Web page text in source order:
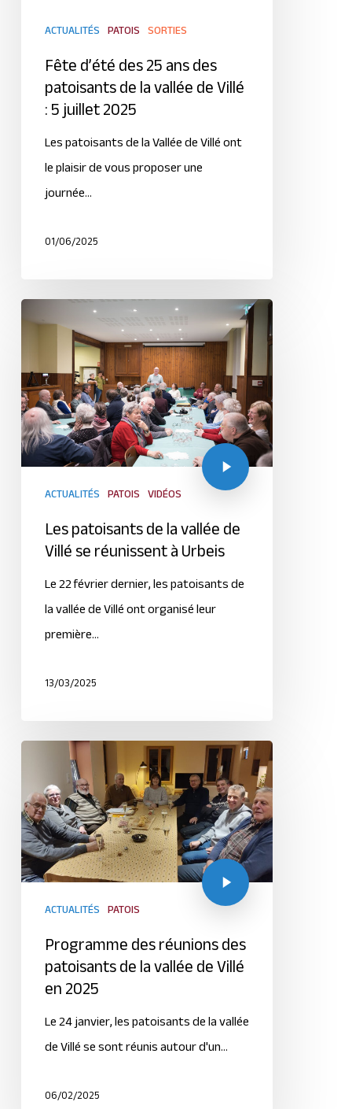
ACTUALITÉS PATOIS SORTIES
Fête d’été des 25 ans des
patoisants de la vallée de Villé
: 5 juillet 2025
Les patoisants de la Vallée de Villé ont
le plaisir de vous proposer une
journée…
01/06/2025
ACTUALITÉS PATOIS VIDÉOS
Les patoisants de la vallée de
Villé se réunissent à Urbeis
Le 22 février dernier, les patoisants de
la vallée de Villé ont organisé leur
première…
13/03/2025
ACTUALITÉS PATOIS
Programme des réunions des
patoisants de la vallée de Villé
en 2025
Le 24 janvier, les patoisants de la vallée
de Villé se sont réunis autour d'un…
06/02/2025